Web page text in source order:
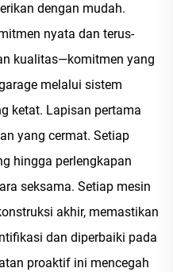
dengan mudah.
nyata dan terus-
kualitas—komitmen yang
melalui sistem
ketat. Lapisan pertama
yang cermat. Setiap
hingga perlengkapan
seksama. Setiap mesin
akhir, memastikan
dan diperbaiki pada
proaktif ini mencegah